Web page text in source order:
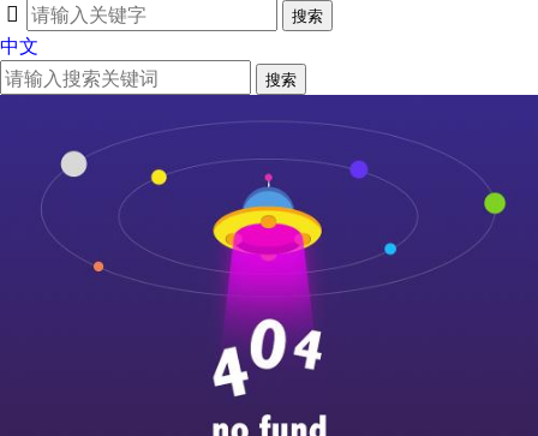

搜索
中文
搜索